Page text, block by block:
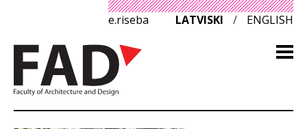
e.riseba LATVISKI / ENGLISH